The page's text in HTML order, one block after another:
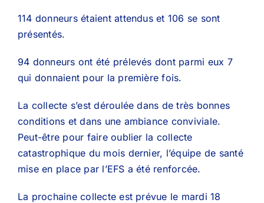
114 donneurs étaient attendus et 106 se sont
présentés.
94 donneurs ont été prélevés dont parmi eux 7
qui donnaient pour la première fois.
La collecte s’est déroulée dans de très bonnes
conditions et dans une ambiance conviviale.
Peut-être pour faire oublier la collecte
catastrophique du mois dernier, l’équipe de santé
mise en place par l’EFS a été renforcée.
La prochaine collecte est prévue le mardi 18